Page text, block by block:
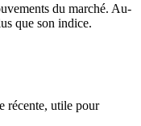
du marché. Au-
que son indice.
récente, utile pour